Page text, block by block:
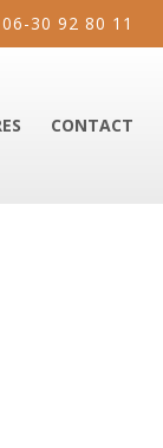
06-30 92 80 11
CONTACT